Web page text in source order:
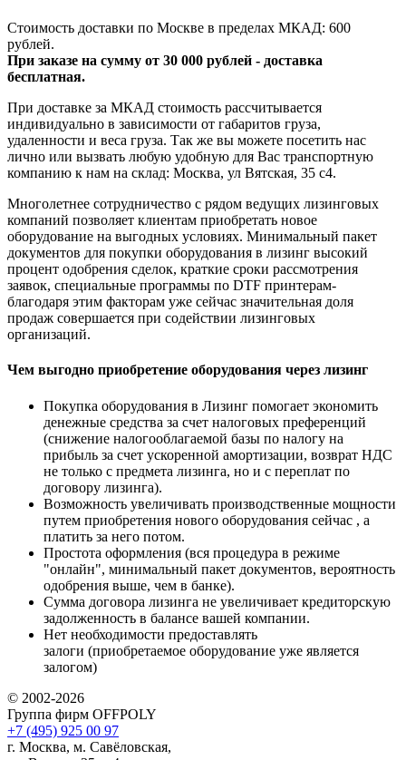
Стоимость доставки по Москве в пределах МКАД: 600
рублей.
При заказе на сумму от 30 000 рублей - доставка
бесплатная.
При доставке за МКАД стоимость рассчитывается
индивидуально в зависимости от габаритов груза,
удаленности и веса груза. Так же вы можете посетить нас
лично или вызвать любую удобную для Вас транспортную
компанию к нам на склад: Москва, ул Вятская, 35 c4.
Многолетнее сотрудничество с рядом ведущих лизинговых
компаний позволяет клиентам приобретать новое
оборудование на выгодных условиях. Минимальный пакет
документов для покупки оборудования в лизинг высокий
процент одобрения сделок, краткие сроки рассмотрения
заявок, специальные программы по DTF принтерам-
благодаря этим факторам уже сейчас значительная доля
продаж совершается при содействии лизинговых
организаций.
Чем выгодно приобретение оборудования через лизинг
Покупка оборудования в Лизинг помогает экономить
денежные средства за счет налоговых преференций
(снижение налогооблагаемой базы по налогу на
прибыль за счет ускоренной амортизации, возврат НДС
не только с предмета лизинга, но и с переплат по
договору лизинга).
Возможность увеличивать производственные мощности
путем приобретения нового оборудования сейчас , а
платить за него потом.
Простота оформления (вся процедура в режиме
"онлайн", минимальный пакет документов, вероятность
одобрения выше, чем в банке).
Сумма договора лизинга не увеличивает кредиторскую
задолженность в балансе вашей компании.
Нет необходимости предоставлять
залоги (приобретаемое оборудование уже является
залогом)
© 2002-2026
Группа фирм OFFPOLY
+7 (495) 925 00 97
г. Москва, м. Савёловская,